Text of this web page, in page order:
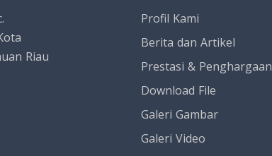
Riau
Profil Kami
Berita dan Artikel
Prestasi & Penghargaan
Download File
Galeri Gambar
Galeri Video